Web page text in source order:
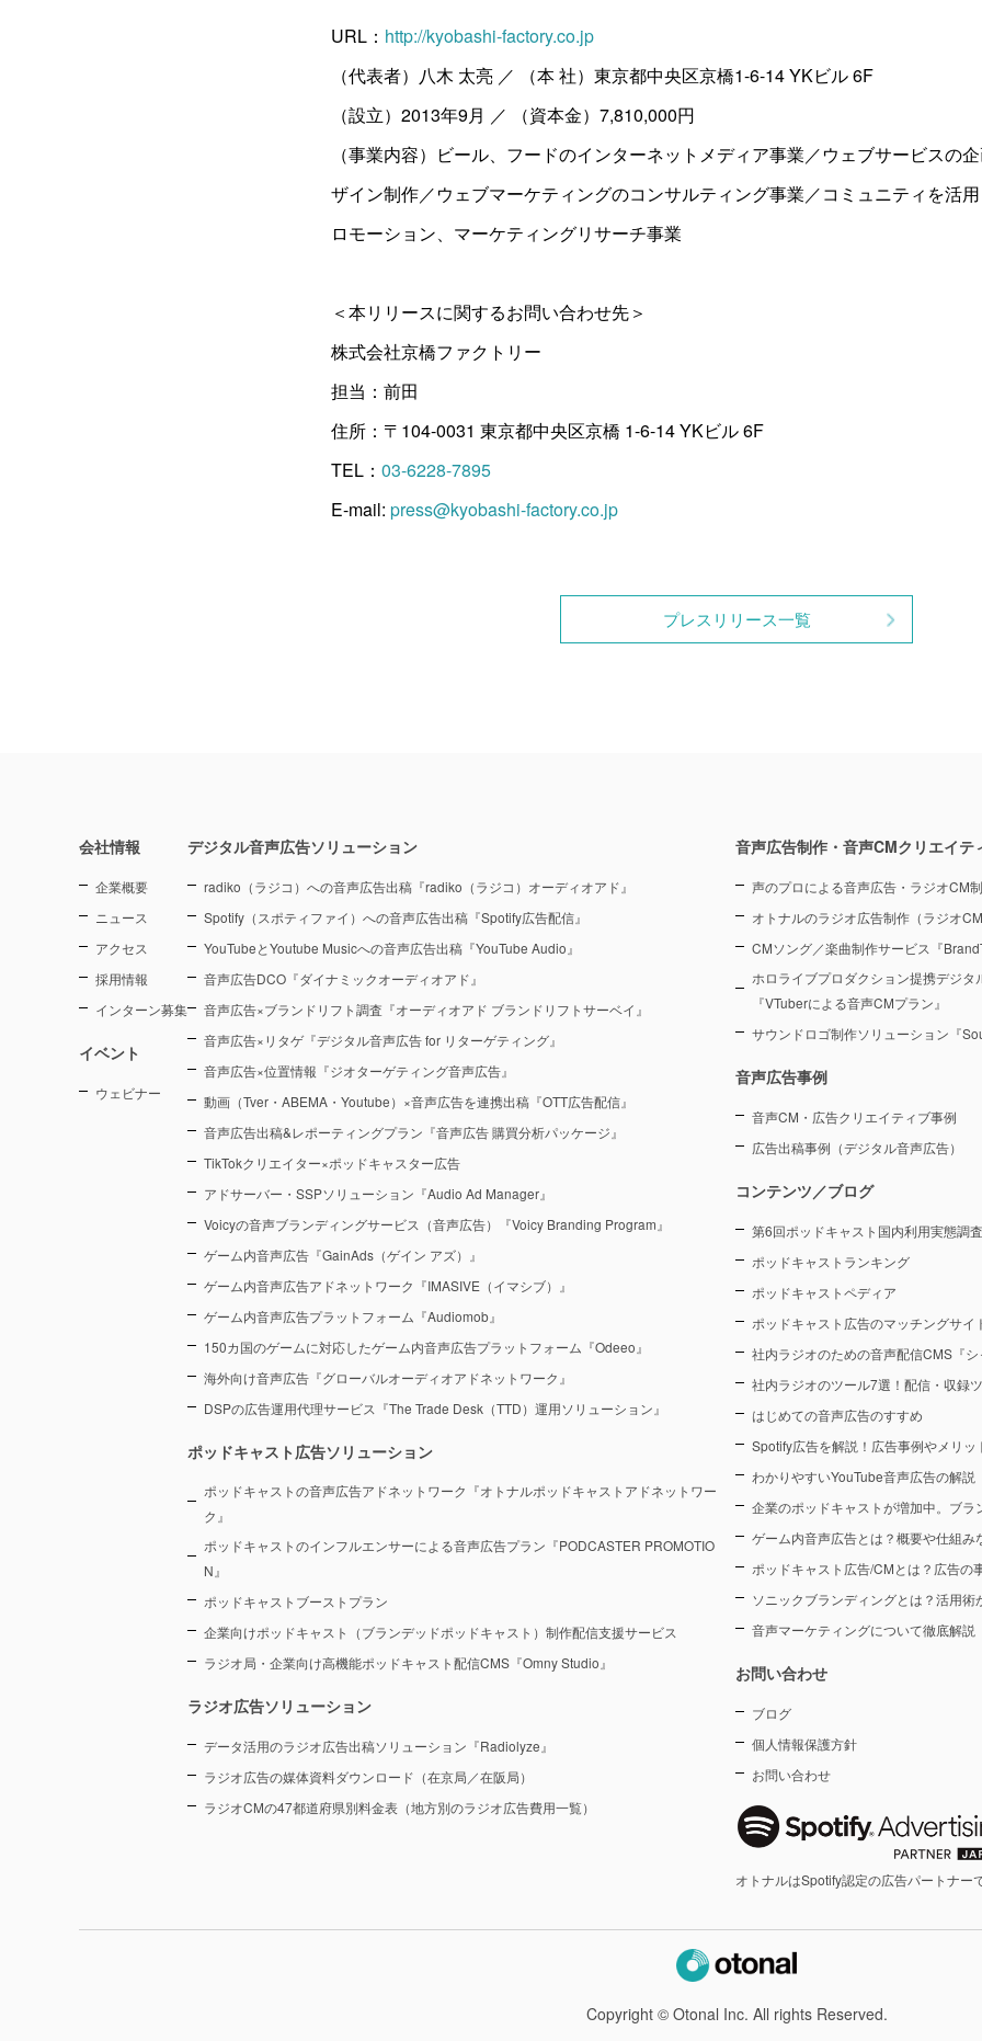
URL： http://kyobashi-factory.co.jp
（代表者）八木 太亮 ／ （本 社）東京都中央区京橋1-6-14 YKビル 6F
（設立）2013年9月 ／ （資本金）7,810,000円
（事業内容）ビール、フードのインターネットメディア事業／ウェブサービスの
ザイン制作／ウェブマーケティングのコンサルティング事業／コミュニティを活
ロモーション、マーケティングリサーチ事業
＜本リリースに関するお問い合わせ先＞
株式会社京橋ファクトリー
担当：前田
住所：〒104-0031 東京都中央区京橋 1-6-14 YKビル 6F
TEL： 03-6228-7895
E-mail: press@kyobashi-factory.co.jp
プレスリリース一覧
会社情報
企業概要
ニュース
アクセス
採用情報
インターン募集
イベント
ウェビナー
デジタル音声広告ソリューション
radiko（ラジコ）への音声広告出稿『radiko（ラジコ）オーディオアド』
Spotify（スポティファイ）への音声広告出稿『Spotify広告配信』
YouTubeとYoutube Musicへの音声広告出稿『YouTube Audio』
音声広告DCO『ダイナミックオーディオアド』
音声広告×ブランドリフト調査『オーディオアド ブランドリフトサーベイ』
音声広告×リタゲ『デジタル音声広告 for リターゲティング』
音声広告×位置情報『ジオターゲティング音声広告』
動画（Tver・ABEMA・Youtube）×音声広告を連携出稿『OTT広告配信』
音声広告出稿&レポーティングプラン『音声広告 購買分析パッケージ』
TikTokクリエイター×ポッドキャスター広告
アドサーバー・SSPソリューション『Audio Ad Manager』
Voicyの音声ブランディングサービス（音声広告）『Voicy Branding Program』
ゲーム内音声広告『GainAds（ゲイン アズ）』
ゲーム内音声広告アドネットワーク『IMASIVE（イマシブ）』
ゲーム内音声広告プラットフォーム『Audiomob』
150カ国のゲームに対応したゲーム内音声広告プラットフォーム『Odeeo』
海外向け音声広告『グローバルオーディオアドネットワーク』
DSPの広告運用代理サービス『The Trade Desk（TTD）運用ソリューション』
ポッドキャスト広告ソリューション
ポッドキャストの音声広告アドネットワーク『オトナルポッドキャストアドネットワー
ク』
ポッドキャストのインフルエンサーによる音声広告プラン『PODCASTER PROMOTIO
N』
ポッドキャストブーストプラン
企業向けポッドキャスト（ブランデッドポッドキャスト）制作配信支援サービス
ラジオ局・企業向け高機能ポッドキャスト配信CMS『Omny Studio』
ラジオ広告ソリューション
データ活用のラジオ広告出稿ソリューション『Radiolyze』
ラジオ広告の媒体資料ダウンロード（在京局／在阪局）
ラジオCMの47都道府県別料金表（地方別のラジオ広告費用一覧）
音声広告制作・音声CMクリエイテ
声のプロによる音声広告・ラジオCM
オトナルのラジオ広告制作（ラジオCM
CMソング／楽曲制作サービス『
ホロライブプロダクション提携デジ
『VTuberによる音声CMプラン』
サウンドロゴ制作ソリューション『
音声広告事例
音声CM・広告クリエイティブ事例
広告出稿事例（デジタル音声広告）
コンテンツ／ブログ
第6回ポッドキャスト国内利用実態調
ポッドキャストランキング
ポッドキャストペディア
ポッドキャスト広告のマッチングサイ
社内ラジオのための音声配信CMS『シ
社内ラジオのツール7選！配信・収録
はじめての音声広告のすすめ
Spotify広告を解説！広告事例やメリッ
わかりやすいYouTube音声広告の解説
企業のポッドキャストが増加中。ブ
ゲーム内音声広告とは？概要や仕組み
ポッドキャスト広告/CMとは？広告の
ソニックブランディングとは？活用術
音声マーケティングについて徹底解説
お問い合わせ
ブログ
個人情報保護方針
お問い合わせ
オトナルはSpotify認定の広告パートナーで
Copyright © Otonal Inc. All rights Reserved.